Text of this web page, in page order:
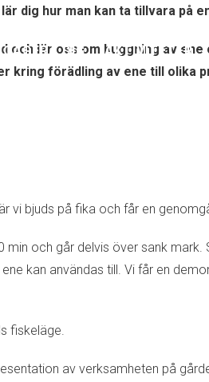
DIG AKTIVITETER
dig hur man kan ta tillvara på
lär oss om huggning av
kring förädling av ene till
vi bjuds på fika och får en
min och går delvis över sank
kan användas till. Vi får en
fiskeläge.
av verksamheten på